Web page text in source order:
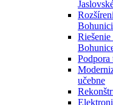
Podpora
učebne